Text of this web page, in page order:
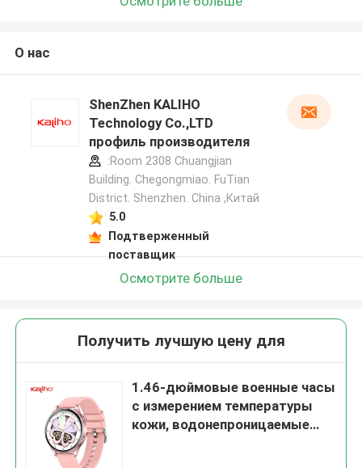
О нас
ShenZhen KALIHO
Technology Co.,LTD
профиль производителя
:Room 2308 Chuangjian
Building. Chegongmiao. FuTian
District. Shenzhen. China ,Китай
5.0
Подтверженный
поставщик
Осмотрите больше
Получить лучшую цену для
1.46-дюймовые военные часы
с измерением температуры
кожи, водонепроницаемые